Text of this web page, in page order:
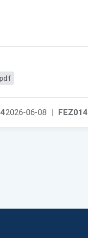
FEZ014
2026-06-08 |